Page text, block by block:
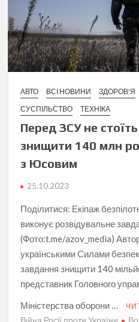
АВТО ВСІ НОВИНИ ЗДОРОВ'Я
СУСПІЛЬСТВО
ТЕХНІКА
Перед ЗСУ не
знищити 140 млн
з Юсовим
25.10.2023
Поділитися: Екіпаж
виконує розвідувальне
(Фото:t.me/azov_media)
українськими Силами
завдання знищити 140
представник Головного
Міністерства оборони …